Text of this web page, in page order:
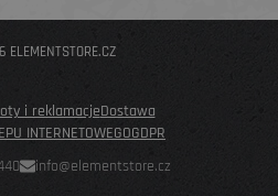
ELEMENTSTORE.CZ
i reklamacjeDostawa
INTERNETOWEGOGDPR
info@elementstore.cz